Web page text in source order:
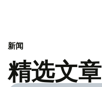
新闻
精选文章